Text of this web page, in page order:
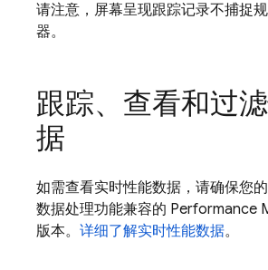
请注意，屏幕呈现跟踪记录不捕捉
器。
跟踪、查看和过
据
如需查看实时性能数据，请确保您
数据处理功能兼容的 Performance
版本。 详细了解实时性能数据。